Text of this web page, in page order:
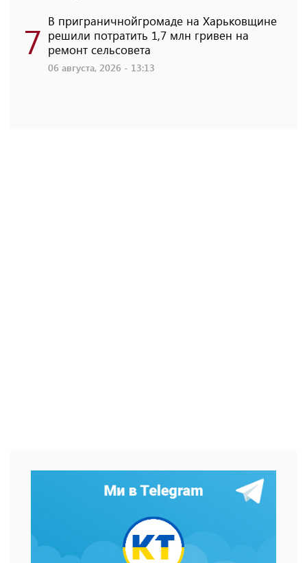
7 В приграничнойгромаде на Харьковщине
решили потратить 1,7 млн ​​гривен на
ремонт сельсовета
06 августа, 2026 - 13:13